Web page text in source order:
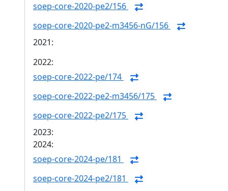
soep-core-2020-pe2/156
soep-core-2020-pe2-m3456-nG/156
2021:
2022:
soep-core-2022-pe/174
soep-core-2022-pe2-m3456/175
soep-core-2022-pe2/175
2023:
2024:
soep-core-2024-pe/181
soep-core-2024-pe2/181